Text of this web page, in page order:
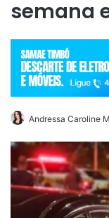
semana
Andressa Caroline